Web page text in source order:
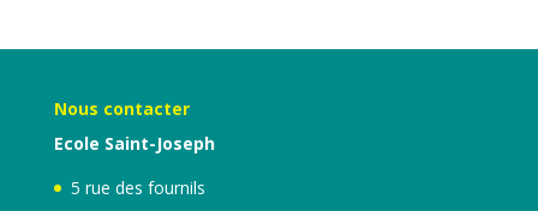
Nous contacter
Ecole Saint-Joseph
5 rue des fournils